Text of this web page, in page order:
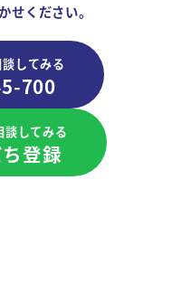
せください。
してみる
700
してみる
登録